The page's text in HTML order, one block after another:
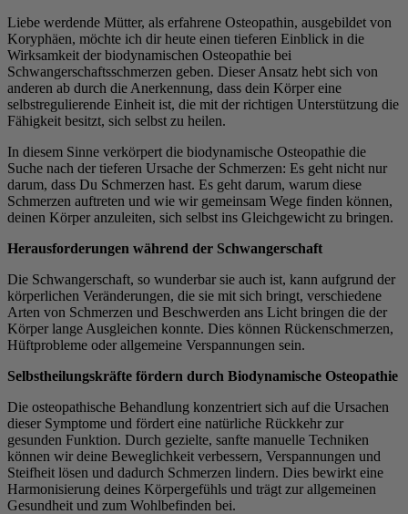
Liebe werdende Mütter, als erfahrene Osteopathin, ausgebildet von
Koryphäen, möchte ich dir heute einen tieferen Einblick in die
Wirksamkeit der biodynamischen Osteopathie bei
Schwangerschaftsschmerzen geben. Dieser Ansatz hebt sich von
anderen ab durch die Anerkennung, dass dein Körper eine
selbstregulierende Einheit ist, die mit der richtigen Unterstützung die
Fähigkeit besitzt, sich selbst zu heilen.
In diesem Sinne verkörpert die biodynamische Osteopathie die
Suche nach der tieferen Ursache der Schmerzen: Es geht nicht nur
darum, dass Du Schmerzen hast. Es geht darum, warum diese
Schmerzen auftreten und wie wir gemeinsam Wege finden können,
deinen Körper anzuleiten, sich selbst ins Gleichgewicht zu bringen.
Herausforderungen während der Schwangerschaft
Die Schwangerschaft, so wunderbar sie auch ist, kann aufgrund der
körperlichen Veränderungen, die sie mit sich bringt, verschiedene
Arten von Schmerzen und Beschwerden ans Licht bringen die der
Körper lange Ausgleichen konnte. Dies können Rückenschmerzen,
Hüftprobleme oder allgemeine Verspannungen sein.
Selbstheilungskräfte fördern durch Biodynamische Osteopathie
Die osteopathische Behandlung konzentriert sich auf die Ursachen
dieser Symptome und fördert eine natürliche Rückkehr zur
gesunden Funktion. Durch gezielte, sanfte manuelle Techniken
können wir deine Beweglichkeit verbessern, Verspannungen und
Steifheit lösen und dadurch Schmerzen lindern. Dies bewirkt eine
Harmonisierung deines Körpergefühls und trägt zur allgemeinen
Gesundheit und zum Wohlbefinden bei.